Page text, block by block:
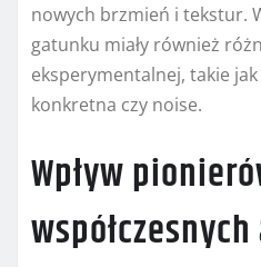
nowych brzmień i tekstur.
gatunku miały również
eksperymentalnej, takie
konkretna czy noise.
Wpływ